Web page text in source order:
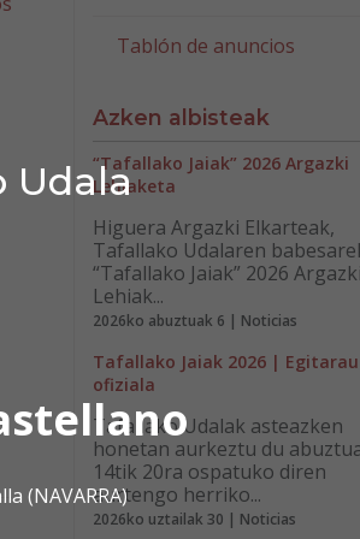
Udala
(NAVARRA)
Tablón de anuncios
Azken albisteak
“Tafallako Jaiak” 2026 Argazki
Lehiaketa
Higuera Argazki Elkarteak,
Tafallako Udalaren
“Tafallako Jaiak” 2026 Argazki
Lehiak...
2026ko abuztuak 6 | Noticias
Tafallako Jaiak 2026 | Egitarau
ofiziala
Tafallako Udalak asteazken
honetan aurkeztu du
14tik 20ra ospatuko diren
aurtengo herriko...
2026ko uztailak 30 | Noticias